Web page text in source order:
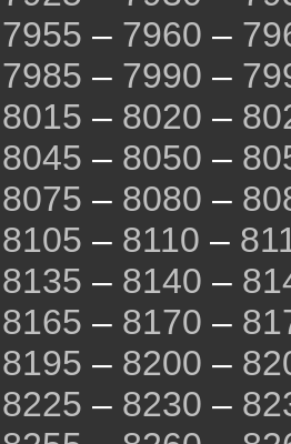
7955 – 7960 –
7985 – 7990 –
8015 – 8020 –
8045 – 8050 –
8075 – 8080 –
8105 – 8110 –
8135 – 8140 –
8165 – 8170 –
8195 – 8200 –
8225 – 8230 –